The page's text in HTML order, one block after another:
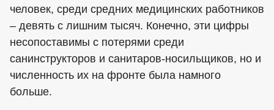
человек, среди средних медицинских работников
– девять с лишним тысяч. Конечно, эти цифры
несопоставимы с потерями среди
санинструкторов и санитаров-носильщиков, но и
численность их на фронте была намного
больше.